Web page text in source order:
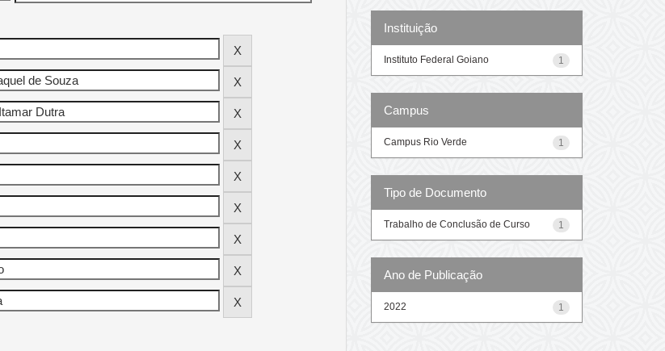
Instituição
1
Instituto Federal Goiano
Campus
1
Campus Rio Verde
Tipo de Documento
1
Trabalho de Conclusão de Curso
Ano de Publicação
1
2022